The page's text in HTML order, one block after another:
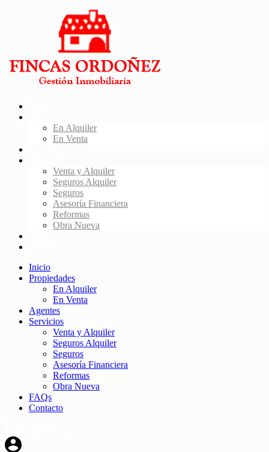
En Alquiler
En Venta
Venta y Alquiler
Seguros Alquiler
Seguros
Asesoría Financiera
Reformas
Obra Nueva
Inicio
Propiedades
En Alquiler
En Venta
Agentes
Servicios
Venta y Alquiler
Seguros Alquiler
Seguros
Asesoría Financiera
Reformas
Obra Nueva
FAQs
Contacto